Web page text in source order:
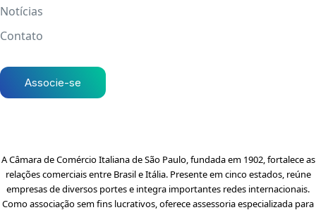
Notícias
Contato
Associe-se
A Câmara de Comércio Italiana de São Paulo, fundada em 1902, fortalece as
relações comerciais entre Brasil e Itália. Presente em cinco estados, reúne
empresas de diversos portes e integra importantes redes internacionais.
Como associação sem fins lucrativos, oferece assessoria especializada para